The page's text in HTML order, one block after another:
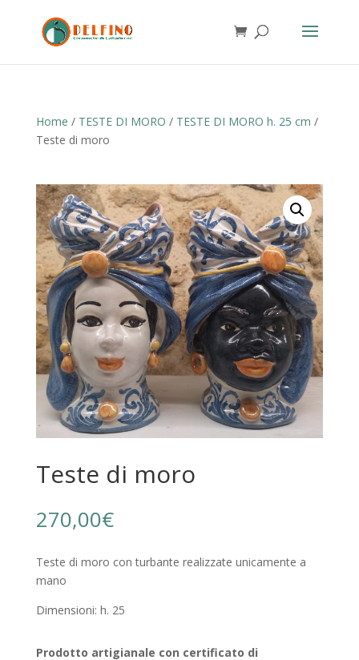
Home / TESTE DI MORO / TESTE DI MORO h. 25 cm /
Teste di moro
Teste di moro
270,00€
Teste di moro con turbante realizzate unicamente a
mano
Dimensioni: h. 25
Prodotto artigianale con certificato di